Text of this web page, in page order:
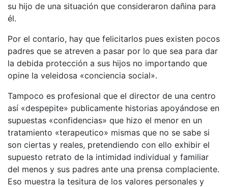
su hijo de una situación que consideraron dañina para
él.
Por el contario, hay que felicitarlos pues existen pocos
padres que se atreven a pasar por lo que sea para dar
la debida protección a sus hijos no importando que
opine la veleidosa «conciencia social».
Tampoco es profesional que el director de una centro
así «despepite» publicamente historias apoyándose en
supuestas «confidencias» que hizo el menor en un
tratamiento «terapeutico» mismas que no se sabe si
son ciertas y reales, pretendiendo con ello exhibir el
supuesto retrato de la intimidad individual y familiar
del menos y sus padres ante una prensa complaciente.
Eso muestra la tesitura de los valores personales y